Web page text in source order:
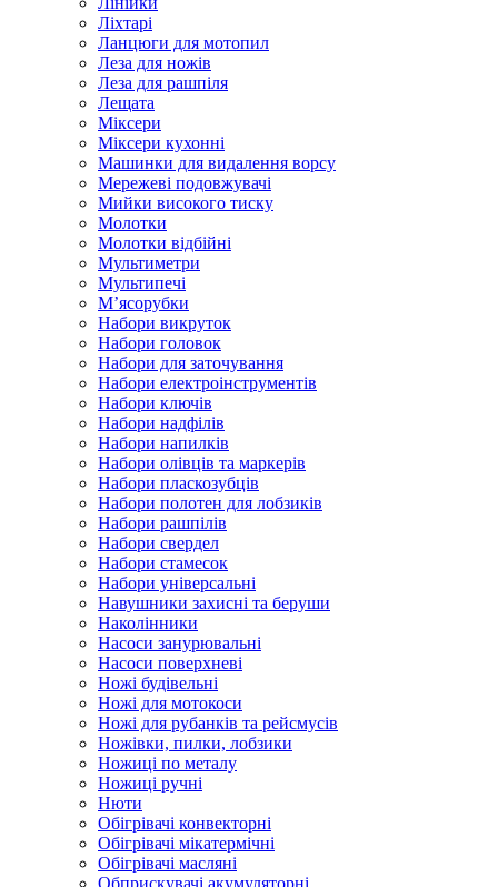
Ліхтарі
Ланцюги для мотопил
Леза для ножів
Леза для рашпіля
Лещата
Міксери
Міксери кухонні
Машинки для видалення ворсу
Мережеві подовжувачі
Мийки високого тиску
Молотки
Молотки відбійні
Мультиметри
Мультипечі
М’ясорубки
Набори викруток
Набори головок
Набори для заточування
Набори електроінструментів
Набори ключів
Набори надфілів
Набори напилків
Набори олівців та маркерів
Набори пласкозубців
Набори полотен для лобзиків
Набори рашпілів
Набори свердел
Набори стамесок
Набори універсальні
Навушники захисні та беруши
Наколінники
Насоси занурювальні
Насоси поверхневі
Ножі будівельні
Ножі для мотокоси
Ножі для рубанків та рейсмусів
Ножівки, пилки, лобзики
Ножиці по металу
Ножиці ручні
Нюти
Обігрівачі конвекторні
Обігрівачі мікатермічні
Обігрівачі масляні
Обприскувачі акумуляторні